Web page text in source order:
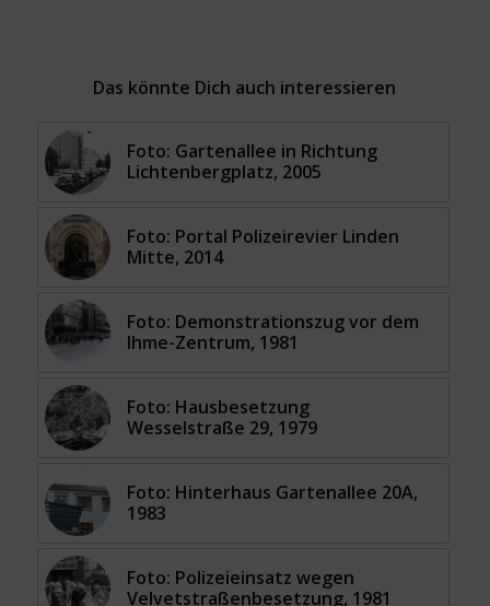
Das könnte Dich auch interessieren
Foto: Gartenallee in Richtung
Lichtenbergplatz, 2005
Foto: Portal Polizeirevier Linden
Mitte, 2014
Foto: Demonstrationszug vor dem
Ihme-Zentrum, 1981
Foto: Hausbesetzung
Wesselstraße 29, 1979
Foto: Hinterhaus Gartenallee 20A,
1983
Foto: Polizeieinsatz wegen
Velvetstraßenbesetzung, 1981